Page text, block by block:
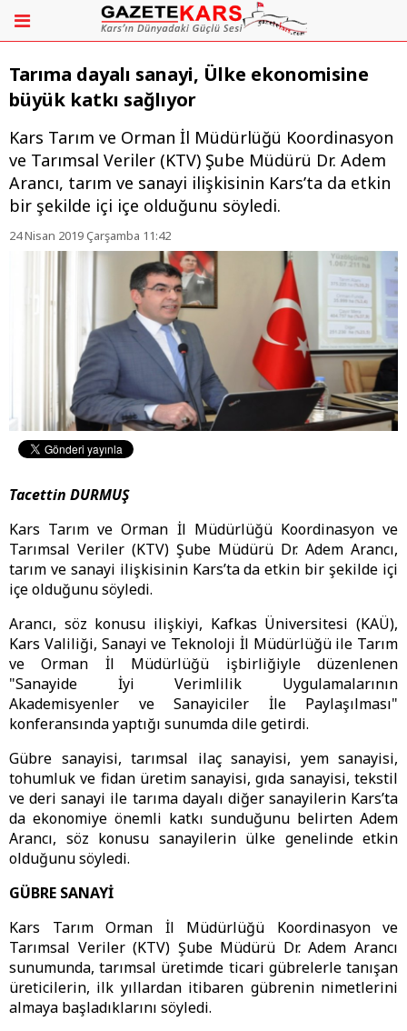
Tarıma dayalı sanayi, Ülke ekonomisine
büyük katkı sağlıyor
Kars Tarım ve Orman İl Müdürlüğü Koordinasyon
ve Tarımsal Veriler (KTV) Şube Müdürü Dr. Adem
Arancı, tarım ve sanayi ilişkisinin Kars’ta da etkin
bir şekilde içi içe olduğunu söyledi.
24 Nisan 2019 Çarşamba 11:42
Tacettin DURMUŞ
Kars Tarım ve Orman İl Müdürlüğü Koordinasyon ve
Tarımsal Veriler (KTV) Şube Müdürü Dr. Adem Arancı,
tarım ve sanayi ilişkisinin Kars’ta da etkin bir şekilde içi
içe olduğunu söyledi.
Arancı, söz konusu ilişkiyi, Kafkas Üniversitesi (KAÜ),
Kars Valiliği, Sanayi ve Teknoloji İl Müdürlüğü ile Tarım
ve Orman İl Müdürlüğü işbirliğiyle düzenlenen
"Sanayide İyi Verimlilik Uygulamalarının
Akademisyenler ve Sanayiciler İle Paylaşılması"
konferansında yaptığı sunumda dile getirdi.
Gübre sanayisi, tarımsal ilaç sanayisi, yem sanayisi,
tohumluk ve fidan üretim sanayisi, gıda sanayisi, tekstil
ve deri sanayi ile tarıma dayalı diğer sanayilerin Kars’ta
da ekonomiye önemli katkı sunduğunu belirten Adem
Arancı, söz konusu sanayilerin ülke genelinde etkin
olduğunu söyledi.
GÜBRE SANAYİ
Kars Tarım Orman İl Müdürlüğü Koordinasyon ve
Tarımsal Veriler (KTV) Şube Müdürü Dr. Adem Arancı
sunumunda, tarımsal üretimde ticari gübrelerle tanışan
üreticilerin, ilk yıllardan itibaren gübrenin nimetlerini
almaya başladıklarını söyledi.